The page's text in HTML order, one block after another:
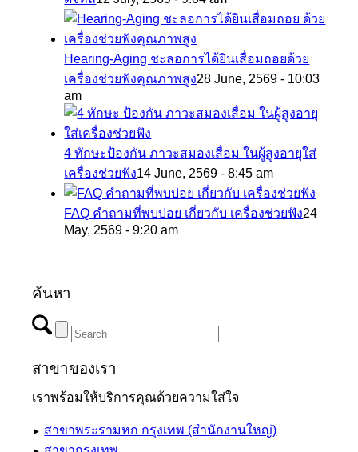
Hearing-Aging ชะลอการได้ยินเสื่อมถอยด้วย
เครื่องช่วยฟังคุณภาพสูง28 June, 2569 - 10:03
am
4 ทักษะป้องกัน ภาวะสมองเสื่อม ในผู้สูงอายุใส่
เครื่องช่วยฟัง14 June, 2569 - 8:45 am
FAQ คำถามที่พบบ่อย เกี่ยวกับ เครื่องช่วยฟัง24
May, 2569 - 9:20 am
ค้นหา
สาขาของเรา
เราพร้อมให้บริการคุณด้วยความใส่ใจ
► สาขาพระรามหก กรุงเทพ (สำนักงานใหญ่)